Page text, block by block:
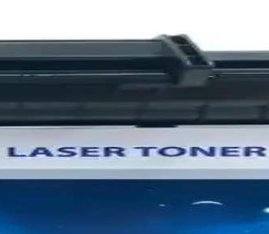
ve sürdürülebilirlik avantajlarıyla ofis ve küçük
Sağlar
güvenilir çözümler sunar. Kaliteli
etkiliyor? Bu analizde, toner ve diğer
kalitesini korurken maliyetleri azaltır ve kullanım